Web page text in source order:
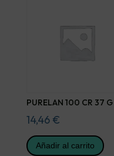
PURELAN 100 CR 37 G
14,46 €
Añadir al carrito